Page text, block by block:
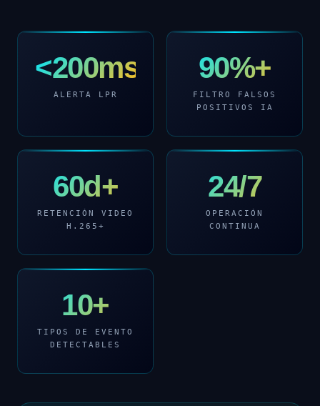
<200ms
ALERTA LPR
90%+
FILTRO FALSOS
POSITIVOS IA
60d+
RETENCIÓN VIDEO
H.265+
24/7
OPERACIÓN
CONTINUA
10+
TIPOS DE EVENTO
DETECTABLES